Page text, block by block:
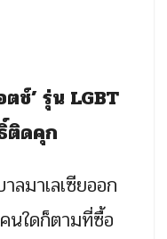
ช์’ รุ่น LGBT
ติดคุก
มาเลเซียออก
นใดก็ตามที่ซื้อ